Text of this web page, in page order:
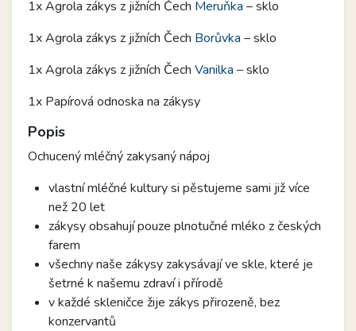
1x Agrola zákys z jižních Čech Meruňka – sklo
1x Agrola zákys z jižních Čech Borůvka – sklo
1x Agrola zákys z jižních Čech Vanilka – sklo
1x Papírová odnoska na zákysy
Popis
Ochucený mléčný zakysaný nápoj
vlastní mléčné kultury si pěstujeme sami již více
než 20 let
zákysy obsahují pouze plnotučné mléko z českých
farem
všechny naše zákysy zakysávají ve skle, které je
šetrné k našemu zdraví i přírodě
v každé skleničce žije zákys přirozeně, bez
konzervantů